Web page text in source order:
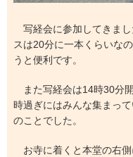
写経会に参加してきま
スは20分に一本くらいな
うと便利です。
また写経会は14時30分
時過ぎにはみんな集まっ
のことでした。
お寺に着くと本堂の右